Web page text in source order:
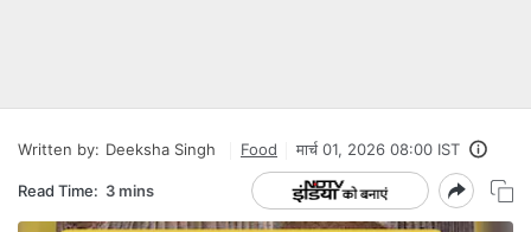
Written by: Deeksha Singh Food मार्च 01, 2026 08:00 IST
Read Time: 3 mins